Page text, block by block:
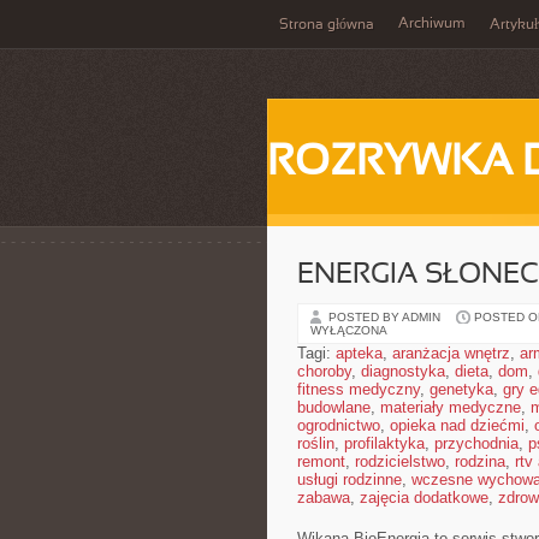
Strona główna Archiwum
ROZRYWKA
ENERGIA
POSTED BY ADMIN POSTED
WYŁĄCZONA
Tagi: apteka, aranżacja wnętrz,
choroby, diagnostyka, dieta, dom,
fitness medyczny, genetyka, gry
budowlane, materiały medyczne,
ogrodnictwo, opieka nad dziećmi,
roślin, profilaktyka, przychodnia,
remont, rodzicielstwo, rodzina, rtv
usługi rodzinne, wczesne
zabawa, zajęcia dodatkowe,